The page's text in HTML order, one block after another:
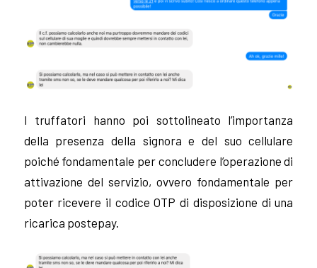
I truffatori hanno poi sottolineato l’importanza
della presenza della signora e del suo cellulare
poiché fondamentale per concludere l’operazione di
attivazione del servizio, ovvero fondamentale per
poter ricevere il codice OTP di disposizione di una
ricarica postepay.